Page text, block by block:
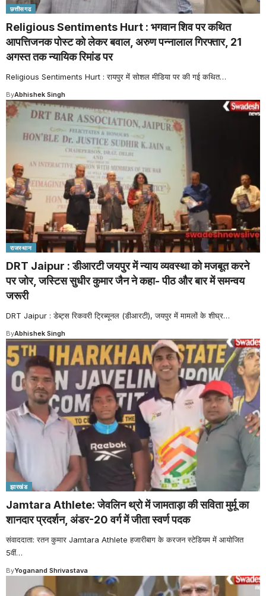
छत्तीसगढ
Religious Sentiments Hurt : भगवान शिव पर कथित
आपत्तिजनक पोस्ट को लेकर बवाल, अरुण पन्नालाल गिरफ्तार, 21
अगस्त तक न्यायिक रिमांड पर
Religious Sentiments Hurt : रायपुर में सोशल मीडिया पर की गई कथित…
ByAbhishek Singh
राजस्थान
DRT Jaipur : डीआरटी जयपुर में न्याय व्यवस्था को मजबूत करने
पर जोर, जस्टिस सुधीर कुमार जैन ने कहा- पीठ और बार में समन्वय
जरूरी
DRT Jaipur : डेब्ट्स रिकवरी ट्रिब्यूनल (डीआरटी), जयपुर में मामलों के शीघ्र…
ByAbhishek Singh
झारखंड
Jamtara Athlete: जेवलिन थ्रो में जामताड़ा की सविता मुर्मू का
शानदार प्रदर्शन, अंडर-20 वर्ग में जीता स्वर्ण पदक
संवाददाता: रतन कुमार Jamtara Athlete हजारीबाग के करजन स्टेडियम में आयोजित
5वीं…
ByYoganand Shrivastava